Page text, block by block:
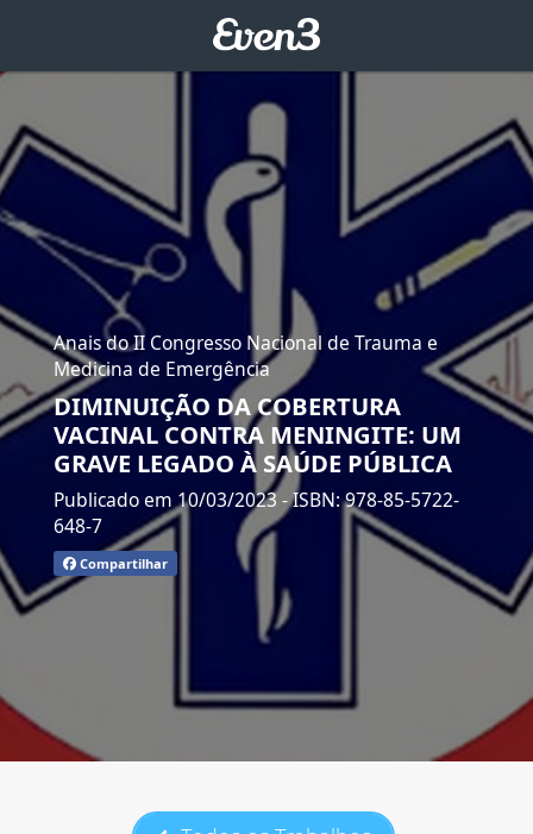
Anais do II Congresso Nacional de Trauma e
Medicina de Emergência
DIMINUIÇÃO DA COBERTURA
VACINAL CONTRA MENINGITE: UM
GRAVE LEGADO À SAÚDE PÚBLICA
Publicado em 10/03/2023- ISBN: 978-85-5722-
648-7
Compartilhar